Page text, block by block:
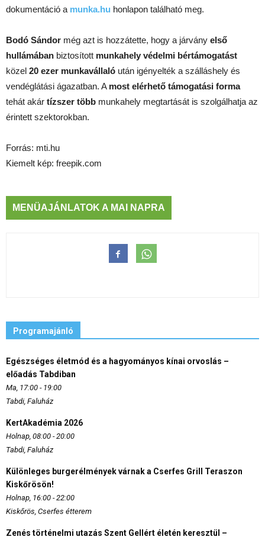
dokumentáció a munka.hu honlapon található meg.
Bodó Sándor még azt is hozzátette, hogy a járvány első
hullámában biztosított munkahely védelmi bértámogatást
közel 20 ezer munkavállaló után igényelték a szálláshely és
vendéglátási ágazatban. A most elérhető támogatási forma
tehát akár tízszer több munkahely megtartását is szolgálhatja az
érintett szektorokban.
Forrás: mti.hu
Kiemelt kép: freepik.com
MENÜAJÁNLATOK A MAI NAPRA
Programajánló
Egészséges életmód és a hagyományos kínai orvoslás –
előadás Tabdiban
Ma, 17:00 - 19:00
Tabdi, Faluház
KertAkadémia 2026
Holnap, 08:00 - 20:00
Tabdi, Faluház
Különleges burgerélmények várnak a Cserfes Grill Teraszon
Kiskőrösön!
Holnap, 16:00 - 22:00
Kiskőrös, Cserfes étterem
Zenés történelmi utazás Szent Gellért életén keresztül –